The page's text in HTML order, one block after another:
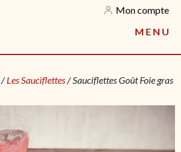
Mon compte
M E N U
/Les Sauciflettes/ Sauciflettes Goût Foie gras